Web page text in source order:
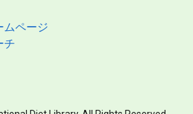
ムページ
チ